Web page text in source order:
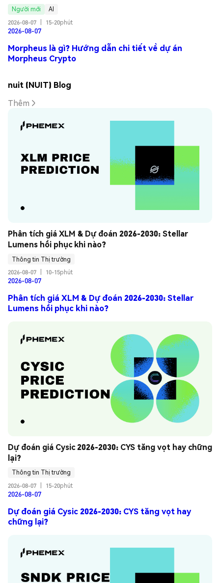
Người mới
AI
2026-08-07
15-20phút
2026-08-07
Morpheus là gì? Hướng dẫn chi tiết về dự án
Morpheus Crypto
nuit (NUIT) Blog
Thêm
Phân tích giá XLM & Dự đoán 2026-2030: Stellar
Lumens hồi phục khi nào?
Thông tin Thị trường
2026-08-07
10-15phút
2026-08-07
Phân tích giá XLM & Dự đoán 2026-2030: Stellar
Lumens hồi phục khi nào?
Dự đoán giá Cysic 2026-2030: CYS tăng vọt hay chững
lại?
Thông tin Thị trường
2026-08-07
15-20phút
2026-08-07
Dự đoán giá Cysic 2026-2030: CYS tăng vọt hay
chững lại?